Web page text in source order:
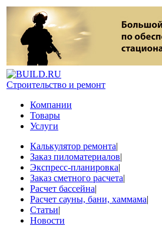
Строительство и ремонт
Компании
Товары
Услуги
Калькулятор ремонта|
Заказ пиломатериалов|
Экспресс-планировка|
Заказ сметного расчета|
Расчет бассейна|
Расчет сауны, бани, хаммама|
Статьи|
Новости